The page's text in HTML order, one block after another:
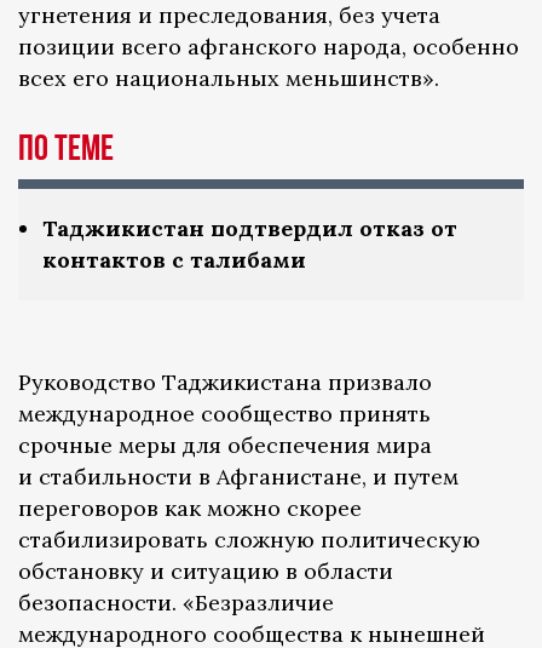
угнетения и преследования, без учета
позиции всего афганского народа, особенно
всех его национальных меньшинств».
По теме
Таджикистан подтвердил отказ от
контактов с талибами
Руководство Таджикистана призвало
международное сообщество принять
срочные меры для обеспечения мира
и стабильности в Афганистане, и путем
переговоров как можно скорее
стабилизировать сложную политическую
обстановку и ситуацию в области
безопасности. «Безразличие
международного сообщества к нынешней